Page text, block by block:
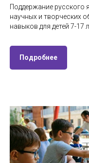
Поддержание русского
научных и творческих
навыков для детей 7-17
Подробнее